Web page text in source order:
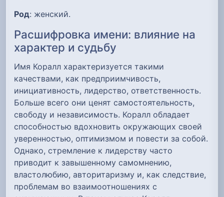
Род: женский.
Расшифровка имени: влияние на
характер и судьбу
Имя Коралл характеризуется такими
качествами, как предприимчивость,
инициативность, лидерство, ответственность.
Больше всего они ценят самостоятельность,
свободу и независимость. Коралл обладает
способностью вдохновить окружающих своей
уверенностью, оптимизмом и повести за собой.
Однако, стремление к лидерству часто
приводит к завышенному самомнению,
властолюбию, авторитаризму и, как следствие,
проблемам во взаимоотношениях с